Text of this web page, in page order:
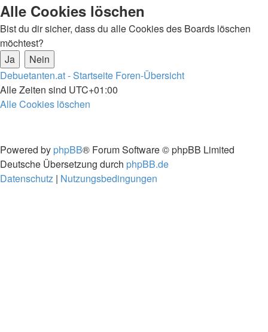
Alle Cookies löschen
Bist du dir sicher, dass du alle Cookies des Boards löschen
möchtest?
Debuetanten.at - Startseite Foren-Übersicht
Alle Zeiten sind UTC+01:00
Alle Cookies löschen
Powered by phpBB® Forum Software © phpBB Limited
Deutsche Übersetzung durch phpBB.de
Datenschutz | Nutzungsbedingungen